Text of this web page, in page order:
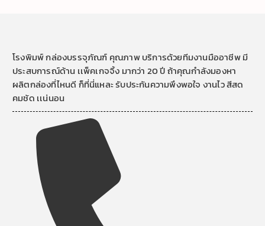
โรงพิมพ์ กล่องบรรจุภัณฑ์ คุณภาพ บริการด้วยทีมงานมืออาชีพ มี
ประสบการณ์ด้าน เเพ็คเกจจิ้ง มากว่า 20 ปี ถ้าคุณกำลังมองหา
ผลิตกล่องที่ไหนดี ก็ที่นี่แหละ รับประกันความพึงพอใจ งานไว สีสด
คมชัด เเน่นอน